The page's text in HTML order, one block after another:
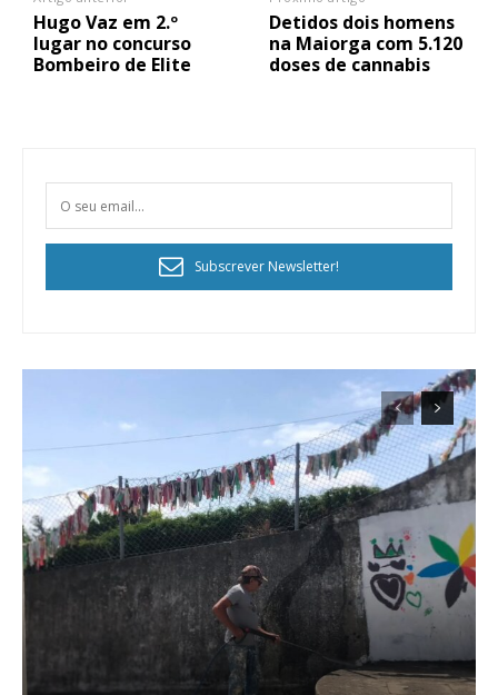
Hugo Vaz em 2.º
lugar no concurso
Bombeiro de Elite
Detidos dois homens
na Maiorga com 5.120
doses de cannabis
Subscrever Newsletter!